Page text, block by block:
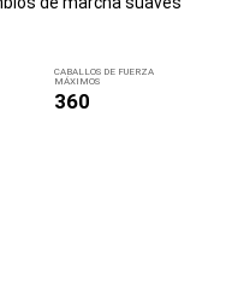
CABALLOS DE FUERZA
MÁXIMOS
360